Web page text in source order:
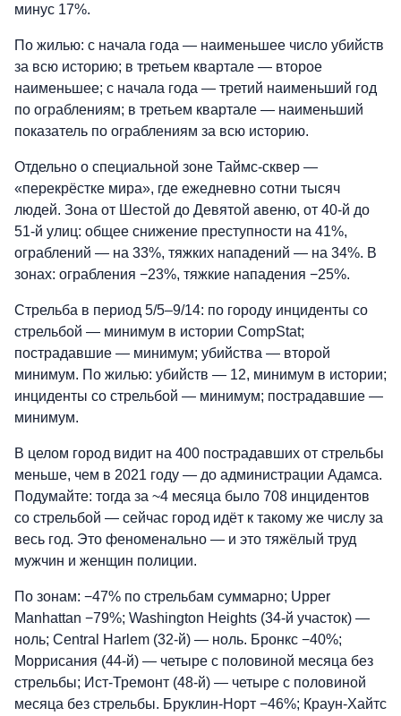
минус 17%.
По жилью: с начала года — наименьшее число убийств
за всю историю; в третьем квартале — второе
наименьшее; с начала года — третий наименьший год
по ограблениям; в третьем квартале — наименьший
показатель по ограблениям за всю историю.
Отдельно о специальной зоне Таймс-сквер —
«перекрёстке мира», где ежедневно сотни тысяч
людей. Зона от Шестой до Девятой авеню, от 40-й до
51-й улиц: общее снижение преступности на 41%,
ограблений — на 33%, тяжких нападений — на 34%. В
зонах: ограбления −23%, тяжкие нападения −25%.
Стрельба в период 5/5–9/14: по городу инциденты со
стрельбой — минимум в истории CompStat;
пострадавшие — минимум; убийства — второй
минимум. По жилью: убийств — 12, минимум в истории;
инциденты со стрельбой — минимум; пострадавшие —
минимум.
В целом город видит на 400 пострадавших от стрельбы
меньше, чем в 2021 году — до администрации Адамса.
Подумайте: тогда за ~4 месяца было 708 инцидентов
со стрельбой — сейчас город идёт к такому же числу за
весь год. Это феноменально — и это тяжёлый труд
мужчин и женщин полиции.
По зонам: −47% по стрельбам суммарно; Upper
Manhattan −79%; Washington Heights (34-й участок) —
ноль; Central Harlem (32-й) — ноль. Бронкс −40%;
Моррисания (44-й) — четыре с половиной месяца без
стрельбы; Ист-Тремонт (48-й) — четыре с половиной
месяца без стрельбы. Бруклин-Норт −46%; Краун-Хайтс